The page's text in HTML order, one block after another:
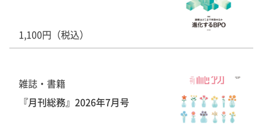
1,100円（税込）
雑誌・書籍
『月刊総務』2026年7月号